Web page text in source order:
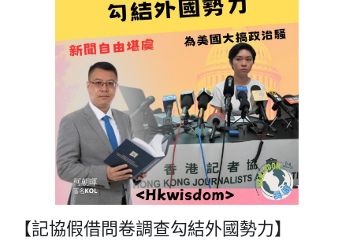
【記協假借問卷調查勾結外國勢力】